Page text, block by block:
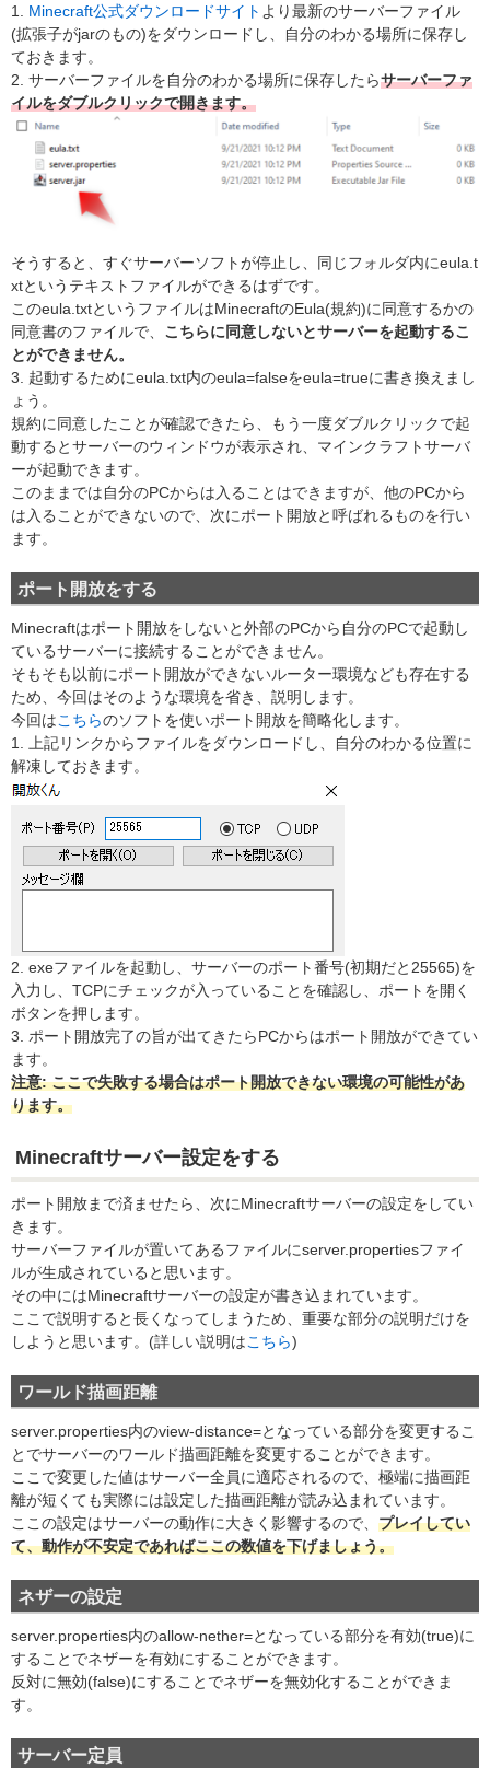
1. Minecraft公式ダウンロードサイト より最新のサーバーファイル
(拡張子がjarのもの)をダウンロードし、自分のわかる場所に保存し
ておきます。
2. サーバーファイルを自分のわかる場所に保存したらサーバーファ
イルをダブルクリックで開きます。
そうすると、すぐサーバーソフトが停止し、同じフォルダ内にeula.t
xtというテキストファイルができるはずです。
このeula.txtというファイルはMinecraftのEula(規約)に同意するかの
同意書のファイルで、 こちらに同意しないとサーバーを起動するこ
とができません。
3. 起動するためにeula.txt内のeula=falseをeula=trueに書き換えまし
ょう。
規約に同意したことが確認できたら、もう一度ダブルクリックで起
動するとサーバーのウィンドウが表示され、マインクラフトサーバ
ーが起動できます。
このままでは自分のPCからは入ることはできますが、他のPCから
は入ることができないので、次にポート開放と呼ばれるものを行い
ます。
ポート開放をする
Minecraftはポート開放をしないと外部のPCから自分のPCで起動し
ているサーバーに接続することができません。
そもそも以前にポート開放ができないルーター環境なども存在する
ため、今回はそのような環境を省き、説明します。
今回はこちらのソフトを使いポート開放を簡略化します。
1. 上記リンクからファイルをダウンロードし、自分のわかる位置に
解凍しておきます。
2. exeファイルを起動し、サーバーのポート番号(初期だと25565)を
入力し、TCPにチェックが入っていることを確認し、ポートを開く
ボタンを押します。
3. ポート開放完了の旨が出てきたらPCからはポート開放ができてい
ます。
注意: ここで失敗する場合はポート開放できない環境の可能性があ
ります。
Minecraftサーバー設定をする
ポート開放まで済ませたら、次にMinecraftサーバーの設定をしてい
きます。
サーバーファイルが置いてあるファイルにserver.propertiesファイ
ルが生成されていると思います。
その中にはMinecraftサーバーの設定が書き込まれています。
ここで説明すると長くなってしまうため、重要な部分の説明だけを
しようと思います。(詳しい説明はこちら)
ワールド描画距離
server.properties内のview-distance=となっている部分を変更するこ
とでサーバーのワールド描画距離を変更することができます。
ここで変更した値はサーバー全員に適応されるので、極端に描画距
離が短くても実際には設定した描画距離が読み込まれています。
ここの設定はサーバーの動作に大きく影響するので、 プレイしてい
て、動作が不安定であればここの数値を下げましょう。
ネザーの設定
server.properties内のallow-nether=となっている部分を有効(true)に
することでネザーを有効にすることができます。
反対に無効(false)にすることでネザーを無効化することができま
す。
サーバー定員